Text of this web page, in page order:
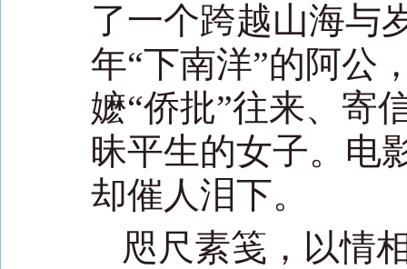
了一个跨越山海与
年“下南洋”的阿公
嬷“侨批”往来、寄
昧平生的女子。电
却催人泪下。
咫尺素笺，以情